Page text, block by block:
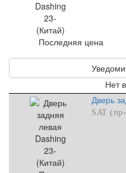
Последняя цена
Нет
Дверь
SAT